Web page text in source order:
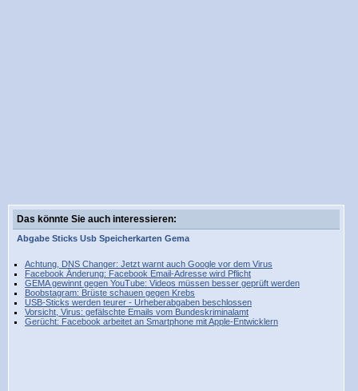
Das könnte Sie auch interessieren:
Abgabe Sticks Usb Speicherkarten Gema
Achtung, DNS Changer: Jetzt warnt auch Google vor dem Virus
Facebook Änderung: Facebook Email-Adresse wird Pflicht
GEMA gewinnt gegen YouTube: Videos müssen besser geprüft werden
Boobstagram: Brüste schauen gegen Krebs
USB-Sticks werden teurer - Urheberabgaben beschlossen
Vorsicht, Virus: gefälschte Emails vom Bundeskriminalamt
Gerücht: Facebook arbeitet an Smartphone mit Apple-Entwicklern